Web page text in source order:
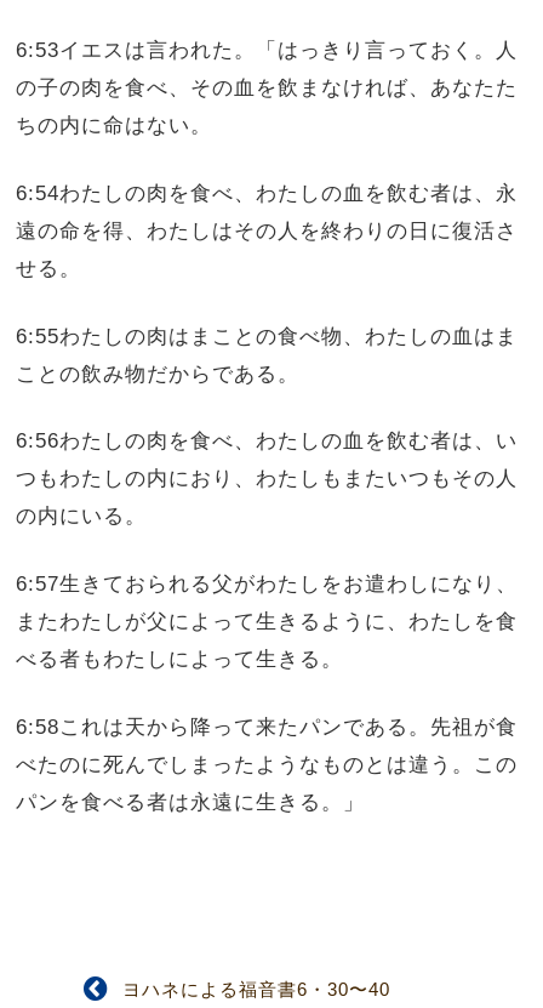
6:53イエスは言われた。「はっきり言っておく。人
の子の肉を食べ、その血を飲まなければ、あなたた
ちの内に命はない。
6:54わたしの肉を食べ、わたしの血を飲む者は、永
遠の命を得、わたしはその人を終わりの日に復活さ
せる。
6:55わたしの肉はまことの食べ物、わたしの血はま
ことの飲み物だからである。
6:56わたしの肉を食べ、わたしの血を飲む者は、い
つもわたしの内におり、わたしもまたいつもその人
の内にいる。
6:57生きておられる父がわたしをお遣わしになり、
またわたしが父によって生きるように、わたしを食
べる者もわたしによって生きる。
6:58これは天から降って来たパンである。先祖が食
べたのに死んでしまったようなものとは違う。この
パンを食べる者は永遠に生きる。」
ヨハネによる福音書6・30〜40